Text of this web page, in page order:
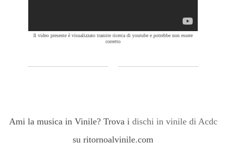
Il video presente è visualizzato tramite ricerca di youtube e potrebbe non essere
corretto
Ami la musica in Vinile? Trova i dischi in vinile di Acdc
su ritornoalvinile.com